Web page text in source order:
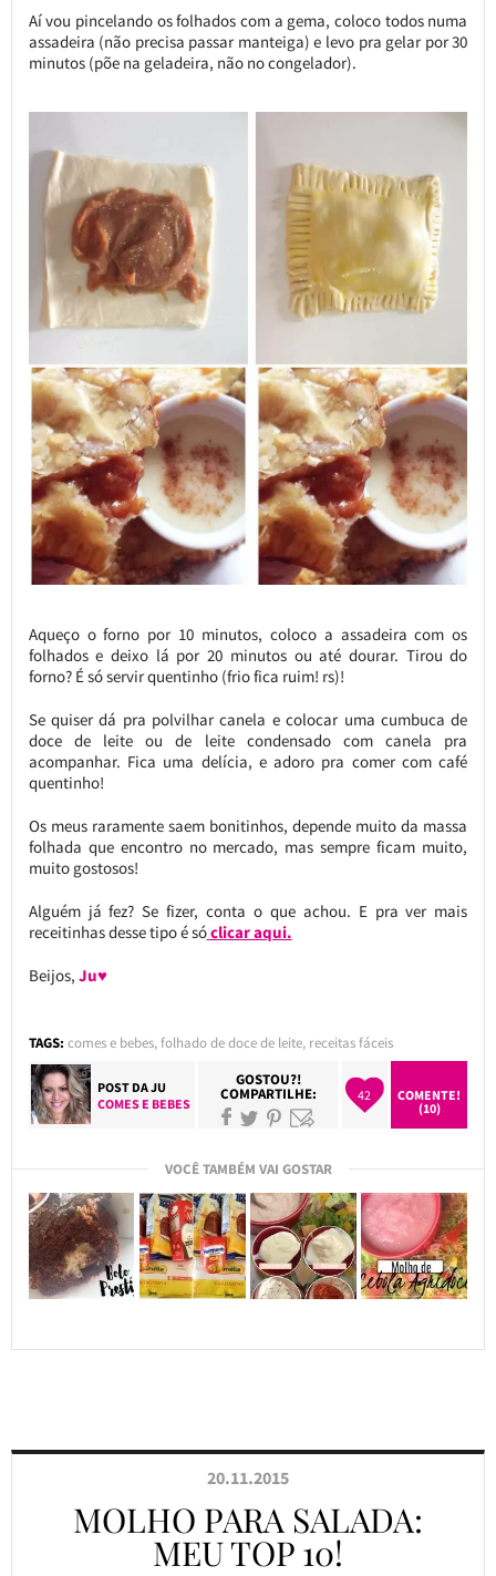
Aí vou pincelando os folhados com a gema, coloco todos numa
assadeira (não precisa passar manteiga) e levo pra gelar por 30
minutos (põe na geladeira, não no congelador).
Aqueço o forno por 10 minutos, coloco a assadeira com os
folhados e deixo lá por 20 minutos ou até dourar. Tirou do
forno? É só servir quentinho (frio fica ruim! rs)!
Se quiser dá pra polvilhar canela e colocar uma cumbuca de
doce de leite ou de leite condensado com canela pra
acompanhar. Fica uma delícia, e adoro pra comer com café
quentinho!
Os meus raramente saem bonitinhos, depende muito da massa
folhada que encontro no mercado, mas sempre ficam muito,
muito gostosos!
Alguém já fez? Se fizer, conta o que achou. E pra ver mais
receitinhas desse tipo é sóclicar aqui.
Beijos, Ju♥
TAGS: comes e bebes,folhado de doce de leite, receitas fáceis
POST DAJU
COMES E BEBES
GOSTOU?!
COMPARTILHE: 42
COMENTE!
(10)
VOCÊ TAMBÉM VAI GOSTAR
20.11.2015
MOLHO PARA SALADA:
MEU TOP 10!